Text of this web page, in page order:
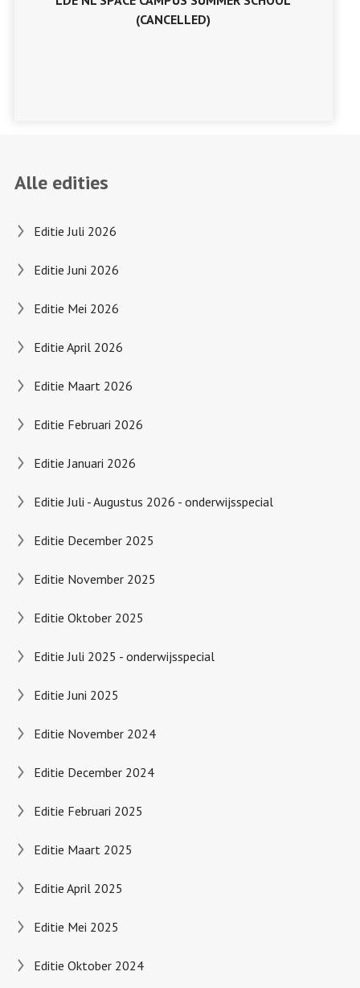
(CANCELLED)
Alle edities
Editie Juli 2026
Editie Juni 2026
Editie Mei 2026
Editie April 2026
Editie Maart 2026
Editie Februari 2026
Editie Januari 2026
Editie Juli - Augustus 2026 - onderwijsspecial
Editie December 2025
Editie November 2025
Editie Oktober 2025
Editie Juli 2025 - onderwijsspecial
Editie Juni 2025
Editie November 2024
Editie December 2024
Editie Februari 2025
Editie Maart 2025
Editie April 2025
Editie Mei 2025
Editie Oktober 2024